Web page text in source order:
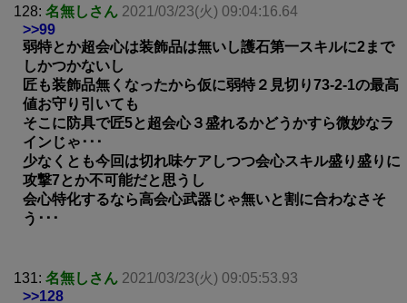
128: 名無しさん 2021/03/23(火) 09:04:16.64
>>99
弱特とか超会心は装飾品は無いし護石第一スキルに2まで
しかつかないし
匠も装飾品無くなったから仮に弱特２見切り73-2-1の最高
値お守り引いても
そこに防具で匠5と超会心３盛れるかどうかすら微妙なラ
インじゃ･･･
少なくとも今回は切れ味ケアしつつ会心スキル盛り盛りに
攻撃7とか不可能だと思うし
会心特化するなら高会心武器じゃ無いと割に合わなさそ
う･･･
131: 名無しさん 2021/03/23(火) 09:05:53.93
>>128